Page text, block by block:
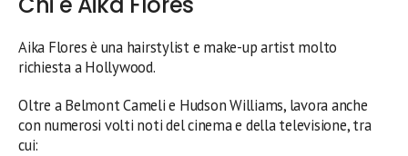
Aika Flores è una hairstylist e make-up artist molto
richiesta a Hollywood.
Oltre a Belmont Cameli e Hudson Williams, lavora anche
con numerosi volti noti del cinema e della televisione, tra
cui: